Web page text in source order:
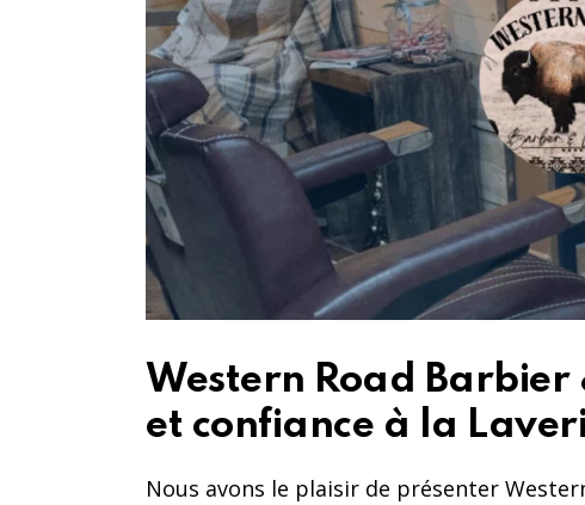
Western Road Barbier
et confiance à la
Nous avons le plaisir de présenter